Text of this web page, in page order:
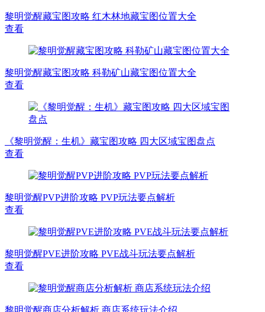
黎明觉醒藏宝图攻略 红木林地藏宝图位置大全
查看
黎明觉醒藏宝图攻略 科勒矿山藏宝图位置大全
查看
《黎明觉醒：生机》藏宝图攻略 四大区域宝图盘点
查看
黎明觉醒PVP进阶攻略 PVP玩法要点解析
查看
黎明觉醒PVE进阶攻略 PVE战斗玩法要点解析
查看
黎明觉醒商店分析解析 商店系统玩法介绍